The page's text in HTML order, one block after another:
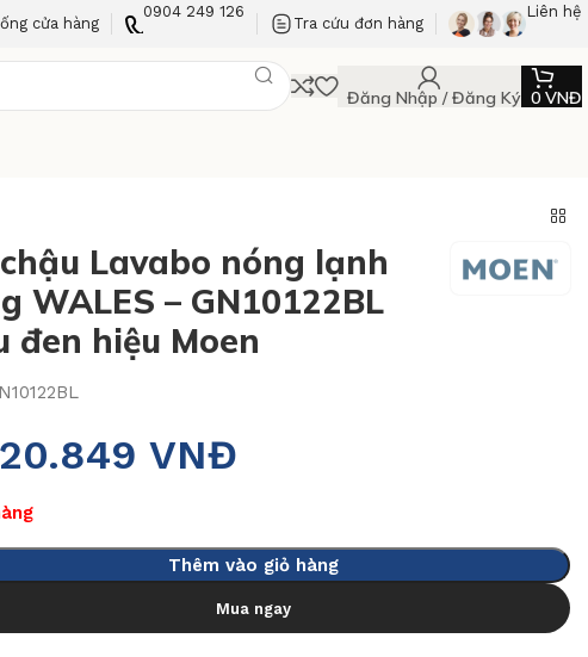
cửa hàng
0904 249 126
Tra cứu đơn hàng
Liên hệ
Đăng Nhập / Đăng Ký 0 VNĐ
Lavabo nóng lạnh
WALES – GN10122BL
đen hiệu Moen
VNĐ
Thêm vào giỏ hàng
Mua ngay